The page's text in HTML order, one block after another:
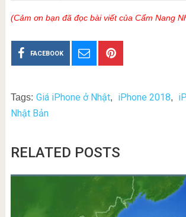
(Cảm ơn bạn đã đọc bài viết của Cẩm Nang
FACEBOOK
Tags: Giá iPhone ở Nhật, iPhone 2018,
Nhật Bản
RELATED POSTS